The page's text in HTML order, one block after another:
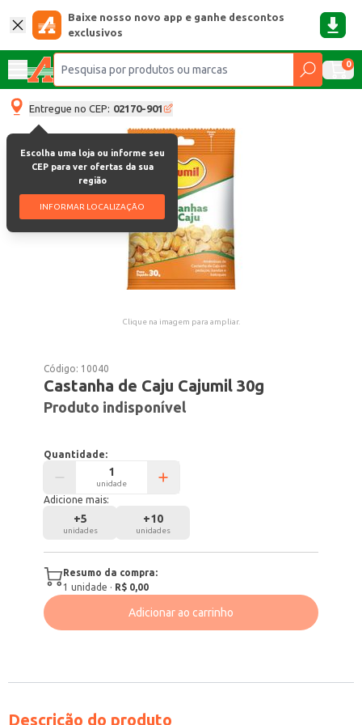
Baixe nosso novo app e ganhe descontos
exclusivos
0
Entregue no CEP: 02170-901
Escolha uma loja ou informe seu
CEP para ver ofertas da sua
região
INFORMAR LOCALIZAÇÃO
Clique na imagem para ampliar.
Código: 10040
Castanha de Caju Cajumil 30g
Produto indisponível
Quantidade:
unidade
Adicione mais:
+5
unidades
+10
unidades
Resumo da compra:
1 unidade · R$ 0,00
Adicionar ao carrinho
Descrição do produto